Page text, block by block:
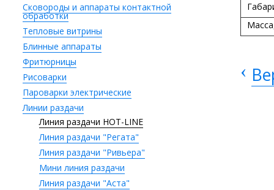
Сковороды и аппараты контактной
обработки
Тепловые витрины
Блинные аппараты
Фритюрницы
Рисоварки
Пароварки электрические
Линии раздачи
Линия раздачи HOT-LINE
Линия раздачи "Регата"
Линия раздачи "Ривьера"
Мини линия раздачи
Линия раздачи "Аста"
‹